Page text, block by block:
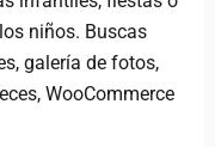
niños. Buscas
galería de fotos,
WooCommerce